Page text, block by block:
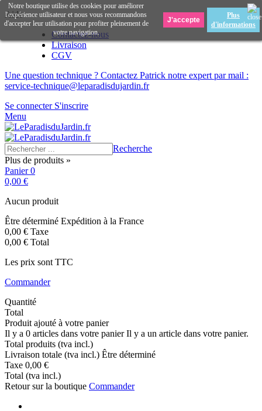
Aide
Contactez-nous
Livraison
CGV
Une question technique ? Contactez Patrick notre expert par mail :
service-technique@leparadisdujardin.fr
Se connecter S'inscrire
Menu
Recherche
Plus de produits »
Panier 0
0,00 €
Aucun produit
Être déterminé Expédition à la France
0,00 € Taxe
0,00 € Total
Les prix sont TTC
Commander
Quantité
Total
Produit ajouté à votre panier
Il y a 0 articles dans votre panierIl y a un article dans votre panier.
Total produits (tva incl.)
Livraison totale (tva incl.) Être déterminé
Taxe 0,00 €
Total (tva incl.)
Retour sur la boutique Commander
Notre boutique utilise des cookies pour améliorer
l'expérience utilisateur et nous vous recommandons
d'accepter leur utilisation pour profiter pleinement de
votre navigation.
Plus
d'informations